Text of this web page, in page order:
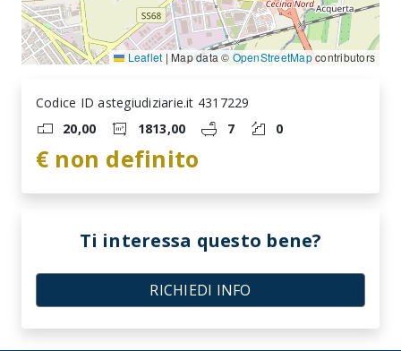
Leaflet | Map data © OpenStreetMapcontributors
Codice ID astegiudiziarie.it 4317229
20,00
1813,00 7 0
€ non definito
Ti interessa questo bene?
RICHIEDI INFO